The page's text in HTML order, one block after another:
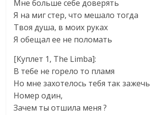
Мне больше себе доверять
Я на миг стер, что мешало тогда
Твоя душа, в моих руках
Я обещал ее не поломать
[Куплет 1, The Limba]:
В тебе не горело то пламя
Но мне захотелось тебя так зажечь
Номер один,
Зачем ты отшила меня ?